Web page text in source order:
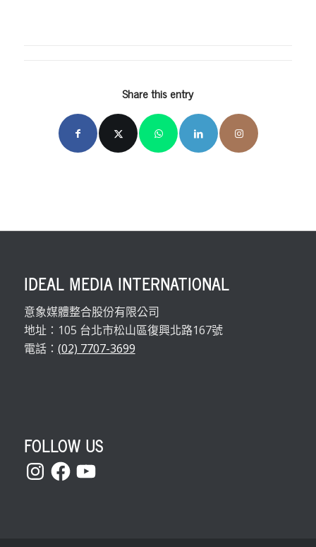
Share this entry
IDEAL MEDIA INTERNATIONAL
意象媒體整合股份有限公司
地址：105 台北市松山區復興北路167號
電話： (02) 7707-3699
FOLLOW US
InstagramFacebook
YouTube